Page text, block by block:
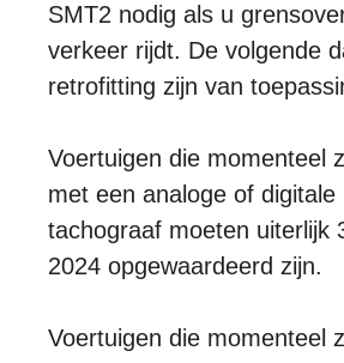
SMT2 nodig als u
verkeer rijdt. De volgende
retrofitting zijn van
Voertuigen die momenteel
met een analoge of digitale
tachograaf moeten uiterlijk
2024 opgewaardeerd zijn.
Voertuigen die momenteel